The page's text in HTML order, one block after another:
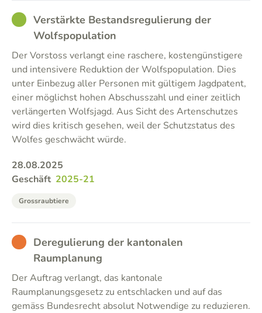
GOODVerstärkte Bestandsregulierung der
Wolfspopulation
Der Vorstoss verlangt eine raschere, kostengünstigere
und intensivere Reduktion der Wolfspopulation. Dies
unter Einbezug aller Personen mit gültigem Jagdpatent,
einer möglichst hohen Abschusszahl und einer zeitlich
verlängerten Wolfsjagd. Aus Sicht des Artenschutzes
wird dies kritisch gesehen, weil der Schutzstatus des
Wolfes geschwächt würde.
28.08.2025
Geschäft 2025-21
Grossraubtiere
BAD Deregulierung der kantonalen
Raumplanung
Der Auftrag verlangt, das kantonale
Raumplanungsgesetz zu entschlacken und auf das
gemäss Bundesrecht absolut Notwendige zu reduzieren.